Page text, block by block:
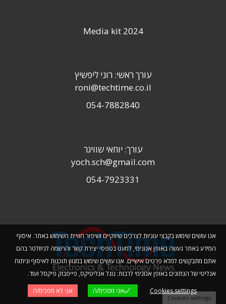
אנו עושים שימוש בקבצי עוגיות לצרכים שיווקיים ושיפור חוויית השימוש באתר. איסוף
המידע באתר נעשה באופן אנונימי, למעט בטפסי יצירת קשר והרשמה לניוזלטר בהם
אתם מתבקשים למלא פרטים אישיים. אנו עושים שימוש במגוון תוכנות לאיסוף וניתוח
אנליטי של הנתונים באופן אנונימי לרבות: גוגל אנליטיקס, פייסבוק פיקסל ועוד.
Cookies settings
אני מסכימ/ה אני לא מסכימ/ה
Cookies settings
Media kit 2024
עורך ראשי: רוני ליפשיץ
roni@techtime.co.il
054-7882840
עורך: יוחאי שוויגר
yoch.sch@gmail.com
054-7923331